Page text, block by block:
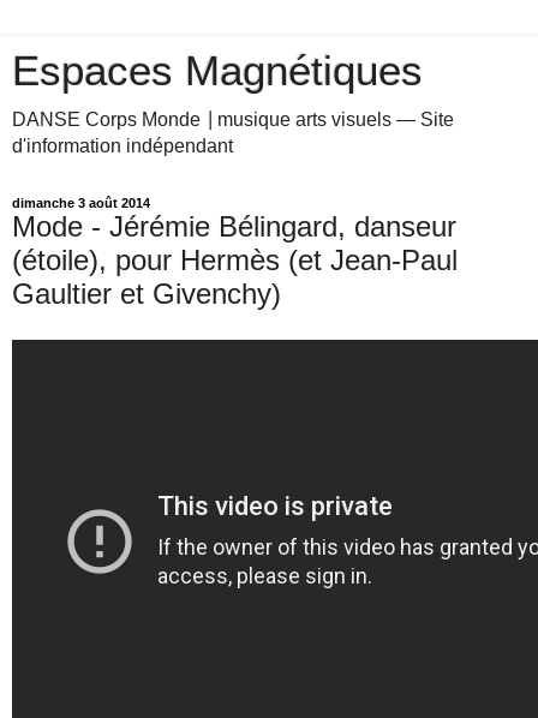
Espaces Magnétiques
DANSE Corps Monde ⎥ musique arts visuels — Site
d'information indépendant
dimanche 3 août 2014
Mode - Jérémie Bélingard, danseur
(étoile), pour Hermès (et Jean-Paul
Gaultier et Givenchy)